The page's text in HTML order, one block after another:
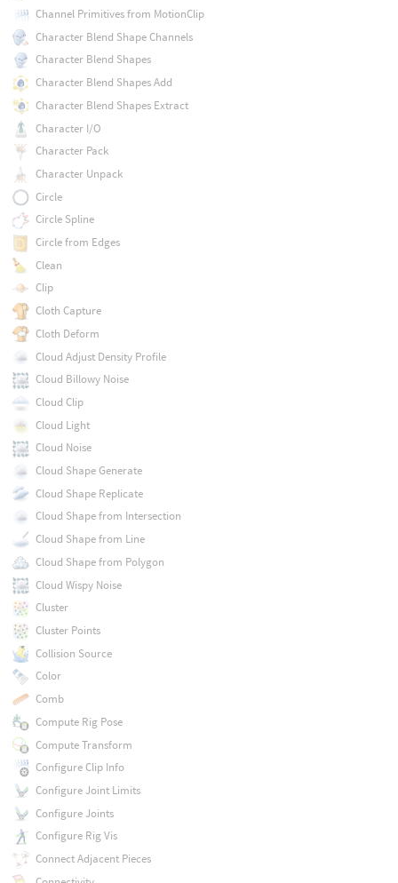
Channel Primitives from MotionClip
Character Blend Shape Channels
Character Blend Shapes
Character Blend Shapes Add
Character Blend Shapes Extract
Character I/O
Character Pack
Character Unpack
Circle
Circle Spline
Circle from Edges
Clean
Clip
Cloth Capture
Cloth Deform
Cloud Adjust Density Profile
Cloud Billowy Noise
Cloud Clip
Cloud Light
Cloud Noise
Cloud Shape Generate
Cloud Shape Replicate
Cloud Shape from Intersection
Cloud Shape from Line
Cloud Shape from Polygon
Cloud Wispy Noise
Cluster
Cluster Points
Collision Source
Color
Comb
Compute Rig Pose
Compute Transform
Configure Clip Info
Configure Joint Limits
Configure Joints
Configure Rig Vis
Connect Adjacent Pieces